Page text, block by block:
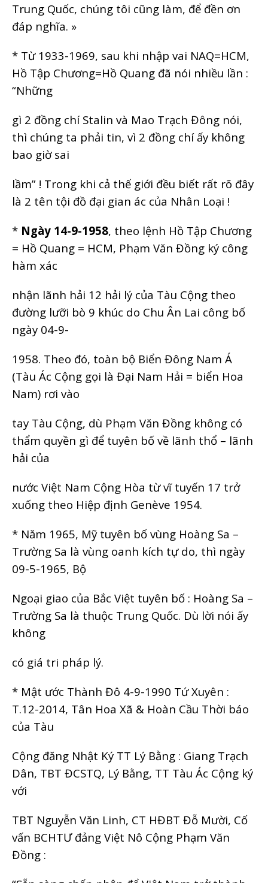
Trung Quốc, chúng tôi cũng làm, để đền ơn
đáp nghĩa. »
* Từ 1933-1969, sau khi nhập vai NAQ=HCM,
Hồ Tập Chương=Hồ Quang đã nói nhiều lần :
“Những
gì 2 đồng chí Stalin và Mao Trạch Đông nói,
thì chúng ta phải tin, vì 2 đồng chí ấy không
bao giờ sai
lầm” ! Trong khi cả thế giới đều biết rất rõ đây
là 2 tên tội đồ đại gian ác của Nhân Loại !
* Ngày 14-9-1958, theo lệnh Hồ Tập Chương
= Hồ Quang = HCM, Phạm Văn Đồng ký công
hàm xác
nhận lãnh hải 12 hải lý của Tàu Cộng theo
đường lưỡi bò 9 khúc do Chu Ân Lai công bố
ngày 04-9-
1958. Theo đó, toàn bộ Biển Đông Nam Á
(Tàu Ác Cộng gọi là Đại Nam Hải = biển Hoa
Nam) rơi vào
tay Tàu Cộng, dù Phạm Văn Đồng không có
thẩm quyền gì để tuyên bố về lãnh thổ – lãnh
hải của
nước Việt Nam Cộng Hòa từ vĩ tuyến 17 trở
xuống theo Hiệp định Genève 1954.
* Năm 1965, Mỹ tuyên bố vùng Hoàng Sa –
Trường Sa là vùng oanh kích tự do, thì ngày
09-5-1965, Bộ
Ngoại giao của Bắc Việt tuyên bố : Hoàng Sa –
Trường Sa là thuộc Trung Quốc. Dù lời nói ấy
không
có giá tri pháp lý.
* Mật ước Thành Đô 4-9-1990 Tứ Xuyên :
T.12-2014, Tân Hoa Xã & Hoàn Cầu Thời báo
của Tàu
Cộng đăng Nhật Ký TT Lý Bằng : Giang Trạch
Dân, TBT ĐCSTQ, Lý Bằng, TT Tàu Ác Cộng ký
với
TBT Nguyễn Văn Linh, CT HĐBT Đỗ Mười, Cố
vấn BCHTƯ đảng Việt Nô Cộng Phạm Văn
Đồng :